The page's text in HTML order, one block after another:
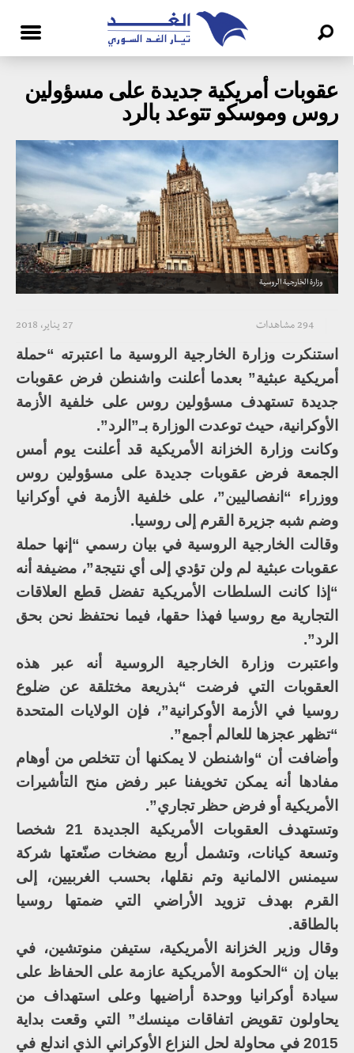
عقوبات أمريكية جديدة على مسؤولين
روس وموسكو تتوعد بالرد
وزارة الخارجية الروسية
27 يناير، 2018 294 مشاهدات
استنكرت وزارة الخارجية الروسية ما اعتبرته “حملة
أمريكية عبثية” بعدما أعلنت واشنطن فرض عقوبات
جديدة تستهدف مسؤولين روس على خلفية الأزمة
الأوكرانية، حيث توعدت الوزارة بـ”الرد”.
وكانت وزارة الخزانة الأمريكية قد أعلنت يوم أمس
الجمعة فرض عقوبات جديدة على مسؤولين روس
ووزراء “انفصاليين”، على خلفية الأزمة في أوكرانيا
وضم شبه جزيرة القرم إلى روسيا.
وقالت الخارجية الروسية في بيان رسمي “إنها حملة
عقوبات عبثية لم ولن تؤدي إلى أي نتيجة”، مضيفة أنه
“إذا كانت السلطات الأمريكية تفضل قطع العلاقات
التجارية مع روسيا فهذا حقها، فيما نحتفظ نحن بحق
الرد”.
واعتبرت وزارة الخارجية الروسية أنه عبر هذه
العقوبات التي فرضت “بذريعة مختلقة عن ضلوع
روسيا في الأزمة الأوكرانية”، فإن الولايات المتحدة
“تظهر عجزها للعالم أجمع”.
وأضافت أن “واشنطن لا يمكنها أن تتخلص من أوهام
مفادها أنه يمكن تخويفنا عبر رفض منح التأشيرات
الأمريكية أو فرض حظر تجاري”.
وتستهدف العقوبات الأمريكية الجديدة 21 شخصا
وتسعة كيانات، وتشمل أربع مضخات صنّعتها شركة
سيمنس الالمانية وتم نقلها، بحسب الغربيين، إلى
القرم بهدف تزويد الأراضي التي ضمتها روسيا
بالطاقة.
وقال وزير الخزانة الأمريكية، ستيفن منوتشين، في
بيان إن “الحكومة الأمريكية عازمة على الحفاظ على
سيادة أوكرانيا ووحدة أراضيها وعلى استهداف من
يحاولون تقويض اتفاقات مينسك” التي وقعت بداية
2015 في محاولة لحل النزاع الأوكراني الذي اندلع في